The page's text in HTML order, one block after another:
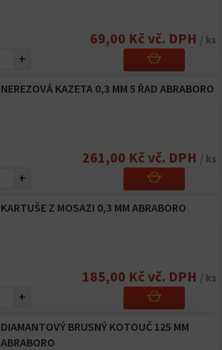
69,00 Kč vč. DPH / ks
+
NEREZOVÁ KAZETA 0,3 MM 5 ŘAD ABRABORO
261,00 Kč vč. DPH / ks
+
KARTUŠE Z MOSAZI 0,3 MM ABRABORO
185,00 Kč vč. DPH / ks
+
DIAMANTOVÝ BRUSNÝ KOTOUČ 125 MM
ABRABORO